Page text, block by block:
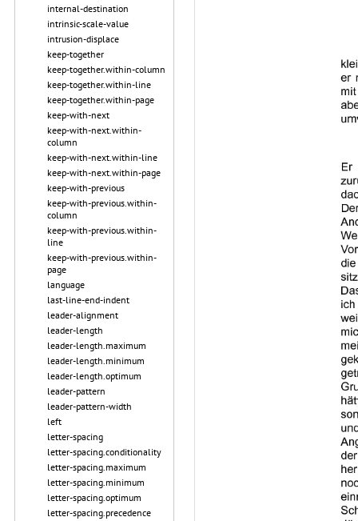
internal-destination
intrinsic-scale-value
intrusion-displace
keep-together
keep-together.within-column
keep-together.within-line
keep-together.within-page
keep-with-next
keep-with-next.within-
column
keep-with-next.within-line
keep-with-next.within-page
keep-with-previous
keep-with-previous.within-
column
keep-with-previous.within-
line
keep-with-previous.within-
page
language
last-line-end-indent
leader-alignment
leader-length
leader-length.maximum
leader-length.minimum
leader-length.optimum
leader-pattern
leader-pattern-width
left
letter-spacing
letter-spacing.conditionality
letter-spacing.maximum
letter-spacing.minimum
letter-spacing.optimum
letter-spacing.precedence